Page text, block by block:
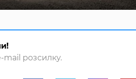
mail розсилку.